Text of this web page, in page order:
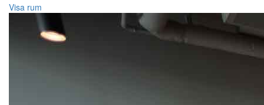
Visa rum